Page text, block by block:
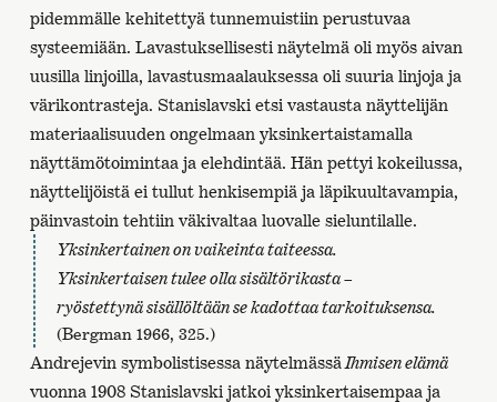
pidemmälle kehitettyä tunnemuistiin perustuvaa
systeemiään. Lavastuksellisesti näytelmä oli myös aivan
uusilla linjoilla, lavastusmaalauksessa oli suuria linjoja ja
värikontrasteja. Stanislavski etsi vastausta näyttelijän
materiaalisuuden ongelmaan yksinkertaistamalla
näyttämötoimintaa ja elehdintää. Hän pettyi kokeilussa,
näyttelijöistä ei tullut henkisempiä ja läpikuultavampia,
päinvastoin tehtiin väkivaltaa luovalle sieluntilalle.
Yksinkertainen on vaikeinta taiteessa.
Yksinkertaisen tulee olla sisältörikasta –
ryöstettynä sisällöltään se kadottaa tarkoituksensa.
(Bergman 1966, 325.)
Andrejevin symbolistisessa näytelmässäIhmisen elämä
vuonna 1908 Stanislavski jatkoi yksinkertaisempaa ja